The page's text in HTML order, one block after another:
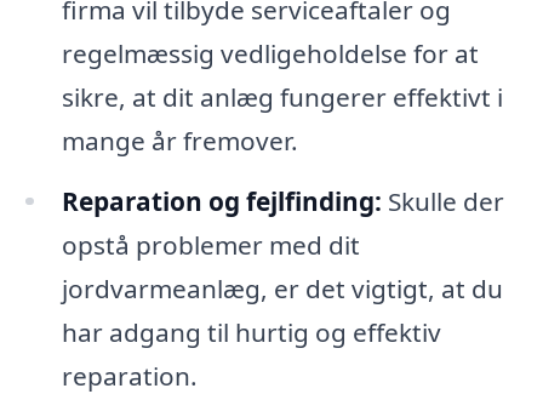
firma vil tilbyde serviceaftaler og
regelmæssig vedligeholdelse for at
sikre, at dit anlæg fungerer effektivt i
mange år fremover.
Reparation og fejlfinding: Skulle der
opstå problemer med dit
jordvarmeanlæg, er det vigtigt, at du
har adgang til hurtig og effektiv
reparation.